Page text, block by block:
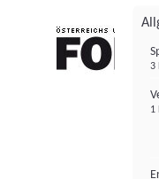
3
1
FONDS